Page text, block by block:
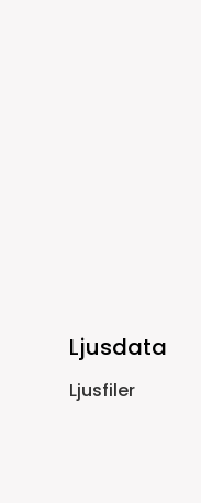
Ljusdata
Ljusfiler